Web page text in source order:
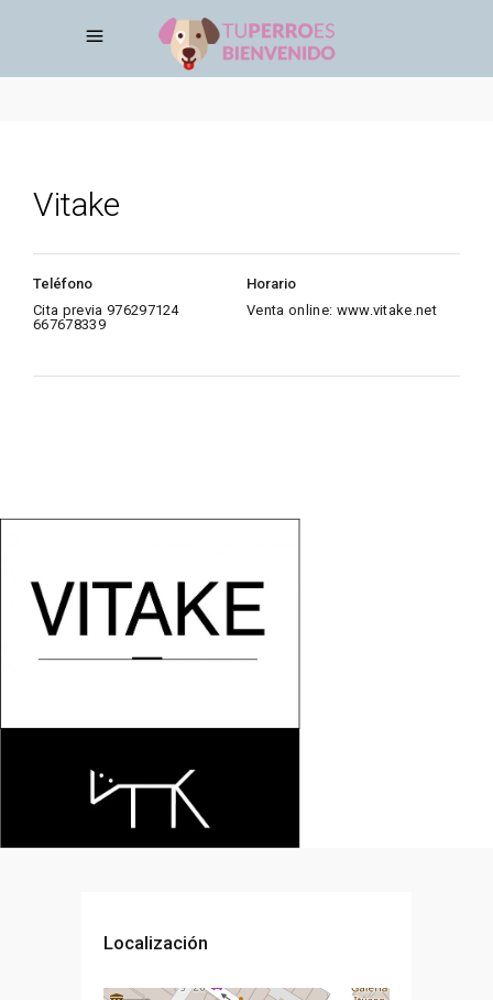
Vitake
Teléfono
Cita previa 976297124
667678339
Horario
Venta online: www.vitake.net
Localización